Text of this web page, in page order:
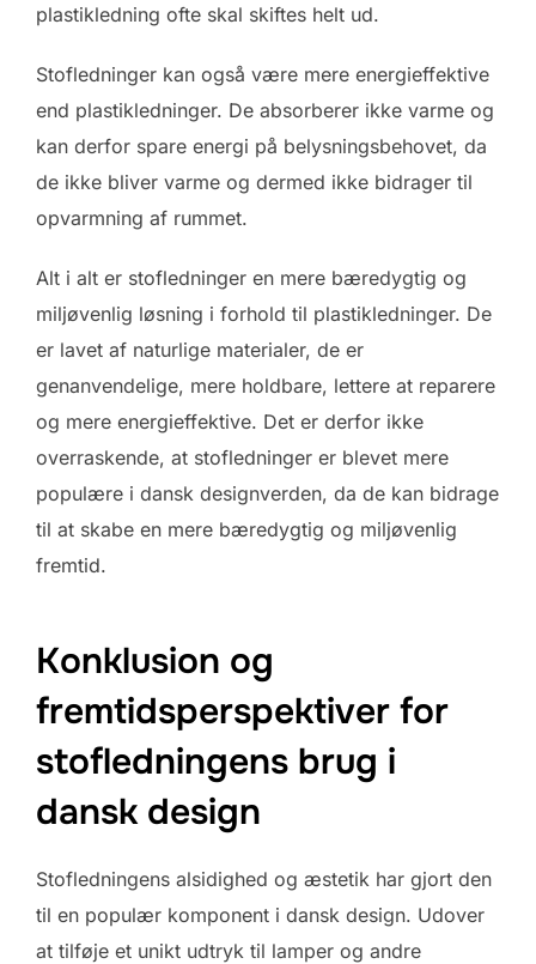
plastikledning ofte skal skiftes helt ud.
Stofledninger kan også være mere energieffektive
end plastikledninger. De absorberer ikke varme og
kan derfor spare energi på belysningsbehovet, da
de ikke bliver varme og dermed ikke bidrager til
opvarmning af rummet.
Alt i alt er stofledninger en mere bæredygtig og
miljøvenlig løsning i forhold til plastikledninger. De
er lavet af naturlige materialer, de er
genanvendelige, mere holdbare, lettere at reparere
og mere energieffektive. Det er derfor ikke
overraskende, at stofledninger er blevet mere
populære i dansk designverden, da de kan bidrage
til at skabe en mere bæredygtig og miljøvenlig
fremtid.
Konklusion og
fremtidsperspektiver for
stofledningens brug i
dansk design
Stofledningens alsidighed og æstetik har gjort den
til en populær komponent i dansk design. Udover
at tilføje et unikt udtryk til lamper og andre